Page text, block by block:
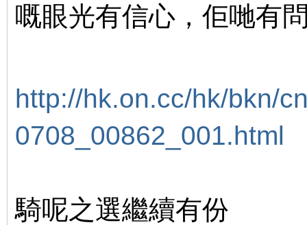
嘅眼光有信心，佢哋有
http://hk.on.cc/hk/bkn/
0708_00862_001.html
騎呢之選繼續有份